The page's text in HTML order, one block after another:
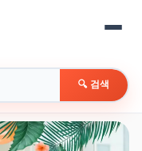
🔍 검색